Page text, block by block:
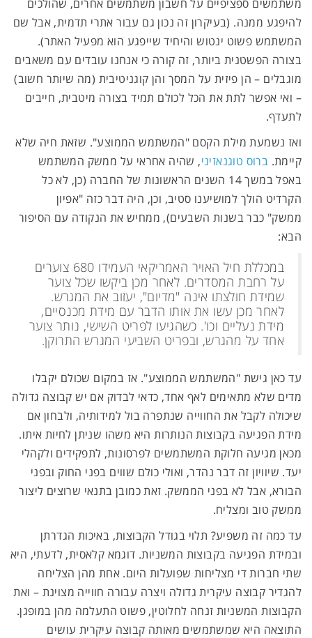
משתמשים ספציפיים על חשבון משתמשים אחרים, שהולכים
להיפגע ממנה. (בעיקרון זה נכון גם עבור אתרי תדמית, אבל שם
המשתמש פשוט ינטוש והיחיד שייפגע הוא מפעיל האתר).
בצורה הפשטנית ביותר, זה קורה כי אנחנו עובדים עם משאבים
מוגבלים – הן פיזית על המסך והן קוגניטיבית (מה שיותר חשוב)
– ואי אפשר לתת את הכל לכולם תמיד בצורה מיטבית, חייבים
לתעדף.
ואז נשמעת מילת הקסם "המשתמש הממוצע". שזאת חיה שלא
קיימת. ברוס טוגנאזיני, שהיה אחראי על ממשק המשתמש
באפל במשך 14 השנים הראשונות של החברה (כן, לא כל
הקרדיט הולך למושיענו סטיב, וכן, היה דבר כזה "אפיון
ממשק" כבר בשנות השבעים), ממחיש את הנקודה עם הסיפור
הבא:
במכללת חיל האויר האמריקאי העמידו 680 צוערים
על רחבת המסדרים. לאחר מכן ביקשו שכל צוער
שמידת חולצתו אינה "מדיום", יעזוב את המגרש.
לאחר מכן עשו את אותו הדבר עם מידת מכנסיים,
מידת נעליים וכו'. כשהגיעו לפריט השישי, נותר צוער
אחד על מהגרש, ובפריט השביעי המגרש התרוקן.
עד כאן גישת "המשתמש הממוצע". אז במקום שכולם יקבלו
מדים שלא מתאימים לאף אחד, כדאי לבדוק אם יש קבוצה גדולה
שיכולה לקבל את החווייה שנתפרה בול למידותיה, ולבחון אם
מידת הפגיעה בקבוצות הנותרות היא משהו שניתן לחיות איתו.
מכאן מגיעה חלוקת המשתמשים לפרסונות, לתפקידים ולקהלי
יעד. שיוויון זה דבר נהדר, ואולי כולם שווים בפני החוק ובפני
הבורא, אבל לא בפני הממשק. זאת כמובן בתנאי שרוצים ליצור
ממשק טוב ומצליח.
עד כמה זה משפיע? תלוי בגודל הקבוצות, באיכות הגדרתן
ובמידת הפגיעה בקבוצות המשניות. דוגמא קלאסית, לדעתי, היא
שתי חברות די מצליחות שפועלות היום. אחת מהן הצליחה
להגדיר קבוצה עיקרית גדולה ויצרה עבורה חווייה מצוינת – ואת
הקבוצות המשניות זנחה לחלוטין, פשוט התעלמה מהן במופגן.
התוצאה היא שמשתמשים מאותה קבוצה עיקרית עושים